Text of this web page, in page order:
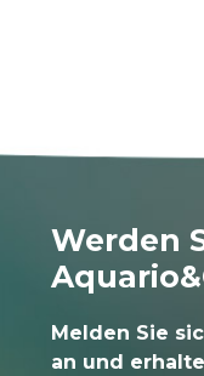
Werden
Melden Sie
an und